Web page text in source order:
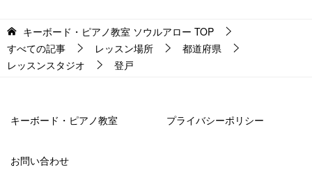
キーボード・ピアノ教室 ソウルアロー TOP
すべての記事
レッスン場所
都道府県
レッスンスタジオ
登戸
キーボード・ピアノ教室 プライバシーポリシー
お問い合わせ